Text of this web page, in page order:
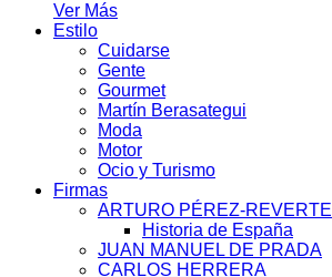
Ver Más
Estilo
Cuidarse
Gente
Gourmet
Martín Berasategui
Moda
Motor
Ocio y Turismo
Firmas
ARTURO PÉREZ-REVERTE
Historia de España
JUAN MANUEL DE PRADA
CARLOS HERRERA